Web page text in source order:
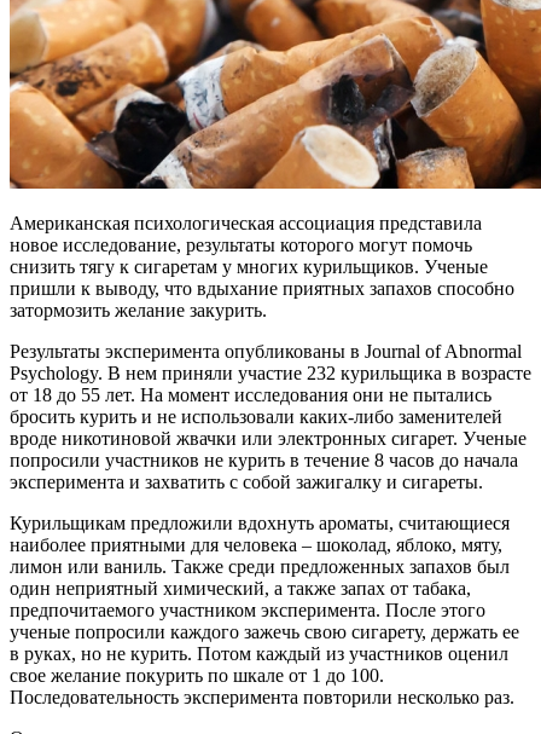
Американская психологическая ассоциация представила
новое исследование, результаты которого могут помочь
снизить тягу к сигаретам у многих курильщиков. Ученые
пришли к выводу, что вдыхание приятных запахов способно
затормозить желание закурить.
Результаты эксперимента опубликованы в Journal of Abnormal
Psychology. В нем приняли участие 232 курильщика в возрасте
от 18 до 55 лет. На момент исследования они не пытались
бросить курить и не использовали каких-либо заменителей
вроде никотиновой жвачки или электронных сигарет. Ученые
попросили участников не курить в течение 8 часов до начала
эксперимента и захватить с собой зажигалку и сигареты.
Курильщикам предложили вдохнуть ароматы, считающиеся
наиболее приятными для человека – шоколад, яблоко, мяту,
лимон или ваниль. Также среди предложенных запахов был
один неприятный химический, а также запах от табака,
предпочитаемого участником эксперимента. После этого
ученые попросили каждого зажечь свою сигарету, держать ее
в руках, но не курить. Потом каждый из участников оценил
свое желание покурить по шкале от 1 до 100.
Последовательность эксперимента повторили несколько раз.